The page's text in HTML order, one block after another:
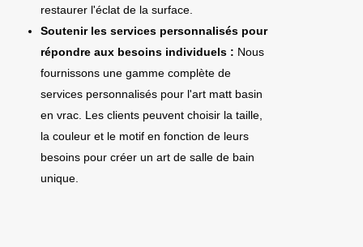
restaurer l'éclat de la surface.
Soutenir les services personnalisés pour
répondre aux besoins individuels : Nous
fournissons une gamme complète de
services personnalisés pour l'art matt basin
en vrac. Les clients peuvent choisir la taille,
la couleur et le motif en fonction de leurs
besoins pour créer un art de salle de bain
unique.